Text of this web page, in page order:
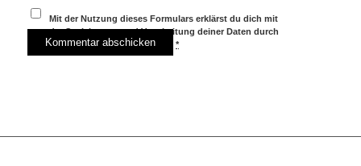
Mit der Nutzung dieses Formulars erklärst du dich mit
der Speicherung und Verarbeitung deiner Daten durch
diese Website einverstanden.*